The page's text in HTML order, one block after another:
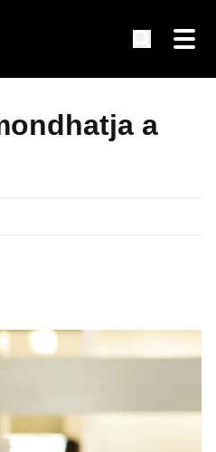
a